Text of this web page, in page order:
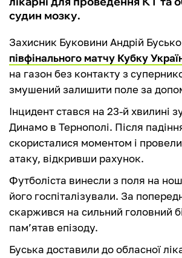
судин мозку.
Захисник Буковини Андрій Бусько
півфінального матчу Кубку
на газон без контакту з
змушений залишити поле за
Інцидент стався на 23-й хвилині
Динамо в Тернополі. Після
скористалися моментом і
атаку, відкривши рахунок.
Футболіста винесли з поля на
його госпіталізували. За
скаржився на сильний головний
пам’ятав епізоду.
Буська доставили до обласної